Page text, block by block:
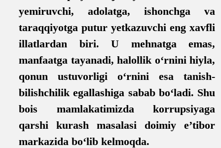
yemiruvchi, adolatga, ishonchga va
taraqqiyotga putur yetkazuvchi eng xavfli
illatlardan biri. U mehnatga emas,
manfaatga tayanadi, halollik o‘rnini hiyla,
qonun ustuvorligi o‘rnini esa tanish-
bilishchilik egallashiga sabab bo‘ladi. Shu
bois mamlakatimizda korrupsiyaga
qarshi kurash masalasi doimiy e’tibor
markazida bo‘lib kelmoqda.